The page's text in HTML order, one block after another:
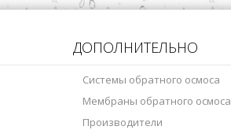
ДОПОЛНИТЕЛЬНО
Системы обратного осмоса
Мембраны обратного осмоса
Производители